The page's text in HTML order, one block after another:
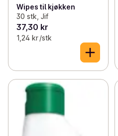
Wipes til kjøkken
30 stk, Jif
37,30 kr
1,24 kr /stk